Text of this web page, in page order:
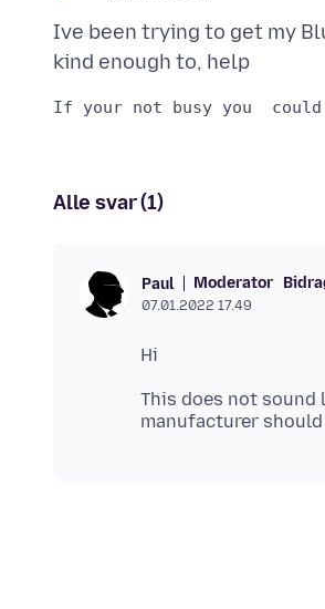
Ive been trying to get my
Alle svar (1)
Paul Moderator
07.01.2022 17.49
This does not